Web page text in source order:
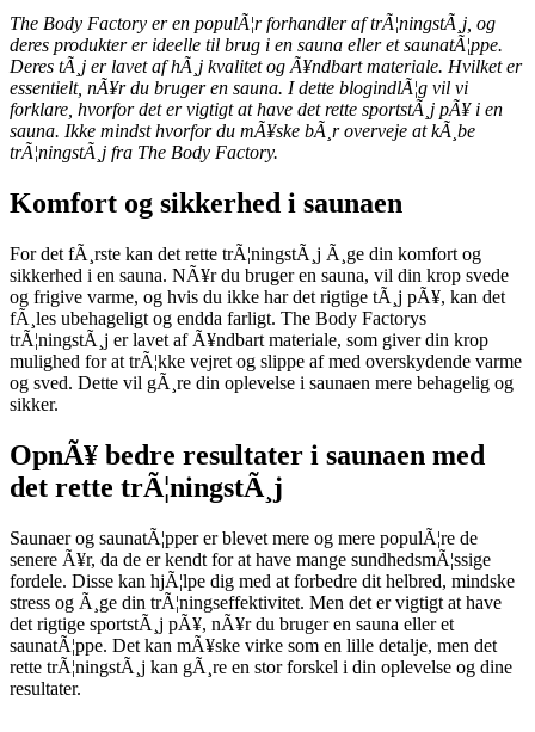
The Body Factory er en populÃ¦r forhandler af trÃ¦ningstÃ¸j, og
deres produkter er ideelle til brug i en sauna eller et saunatÃ¦ppe.
Deres tÃ¸j er lavet af hÃ¸j kvalitet og Ã¥ndbart materiale. Hvilket er
essentielt, nÃ¥r du bruger en sauna. I dette blogindlÃ¦g vil vi
forklare, hvorfor det er vigtigt at have det rette sportstÃ¸j pÃ¥ i en
sauna. Ikke mindst hvorfor du mÃ¥ske bÃ¸r overveje at kÃ¸be
trÃ¦ningstÃ¸j fra The Body Factory.
Komfort og sikkerhed i saunaen
For det fÃ¸rste kan det rette trÃ¦ningstÃ¸j Ã¸ge din komfort og
sikkerhed i en sauna. NÃ¥r du bruger en sauna, vil din krop svede
og frigive varme, og hvis du ikke har det rigtige tÃ¸j pÃ¥, kan det
fÃ¸les ubehageligt og endda farligt. The Body Factorys
trÃ¦ningstÃ¸j er lavet af Ã¥ndbart materiale, som giver din krop
mulighed for at trÃ¦kke vejret og slippe af med overskydende varme
og sved. Dette vil gÃ¸re din oplevelse i saunaen mere behagelig og
sikker.
OpnÃ¥ bedre resultater i saunaen med
det rette trÃ¦ningstÃ¸j
Saunaer og saunatÃ¦pper er blevet mere og mere populÃ¦re de
senere Ã¥r, da de er kendt for at have mange sundhedsmÃ¦ssige
fordele. Disse kan hjÃ¦lpe dig med at forbedre dit helbred, mindske
stress og Ã¸ge din trÃ¦ningseffektivitet. Men det er vigtigt at have
det rigtige sportstÃ¸j pÃ¥, nÃ¥r du bruger en sauna eller et
saunatÃ¦ppe. Det kan mÃ¥ske virke som en lille detalje, men det
rette trÃ¦ningstÃ¸j kan gÃ¸re en stor forskel i din oplevelse og dine
resultater.